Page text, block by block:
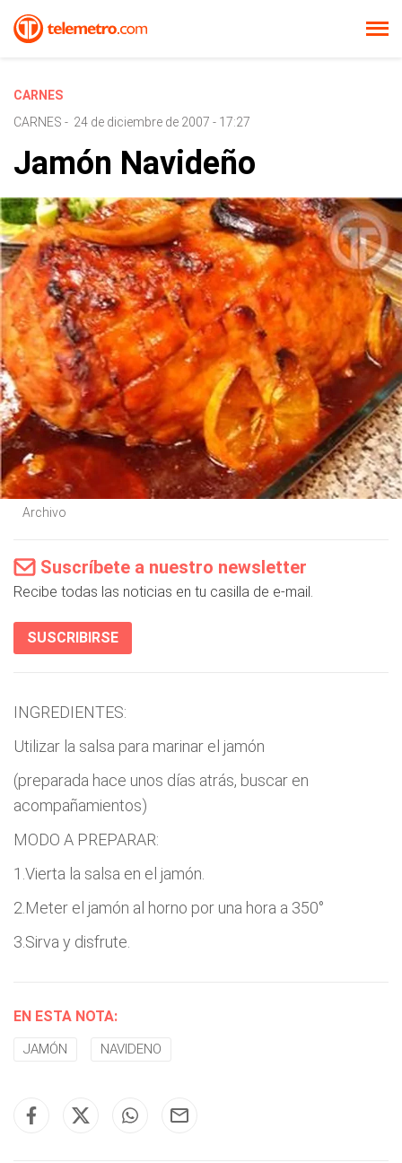
CARNES
CARNES - 24 de diciembre de 2007 - 17:27
Jamón Navideño
Archivo
Suscríbete a nuestro newsletter
Recibe todas las noticias en tu casilla de e-mail.
SUSCRIBIRSE
INGREDIENTES:
Utilizar la salsa para marinar el jamón
(preparada hace unos días atrás, buscar en
acompañamientos)
MODO A PREPARAR:
1.Vierta la salsa en el jamón.
2.Meter el jamón al horno por una hora a 350°
3.Sirva y disfrute.
EN ESTA NOTA:
JAMÓN NAVIDENO